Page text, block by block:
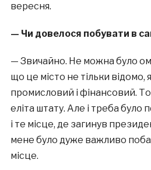
вересня.
— Чи довелося побувати в
— Звичайно. Не можна було
що це місто не тільки відомо,
промисловий і фінансовий.
еліта штату. Але і треба було
і те місце, де загинув
мене було дуже важливо
місце.